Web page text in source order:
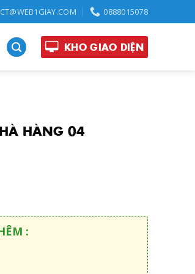
0888015078
KHO GIAO DIỆN
HÀNG 04
: